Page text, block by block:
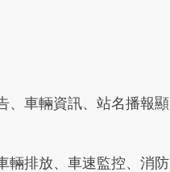
、車輛資訊、站名播報顯
輛排放、車速監控、消防